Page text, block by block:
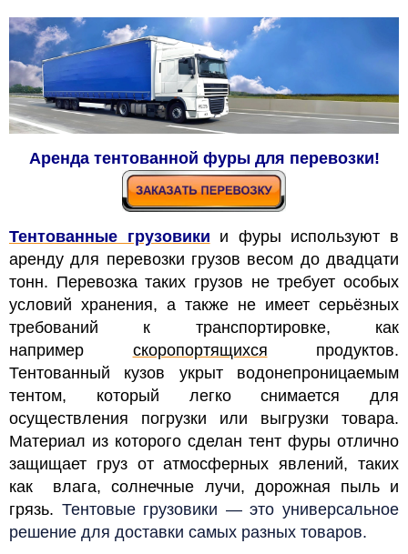
Аренда тентованной фуры для перевозки!
Тентованные грузовики и фуры используют в
аренду для перевозки грузов весом до двадцати
тонн. Перевозка таких грузов не требует особых
условий хранения, а также не имеет серьёзных
требований к транспортировке, как
например скоропортящихся продуктов.
Тентованный кузов укрыт водонепроницаемым
тентом, который легко снимается для
осуществления погрузки или выгрузки товара.
Материал из которого сделан тент фуры отлично
защищает груз от атмосферных явлений, таких
как влага, солнечные лучи, дорожная пыль и
грязь. Тентовые грузовики — это универсальное
решение для доставки самых разных товаров.